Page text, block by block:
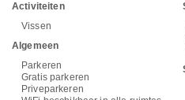
Activiteiten
Vissen
Algemeen
Parkeren
Gratis parkeren
Priveparkeren